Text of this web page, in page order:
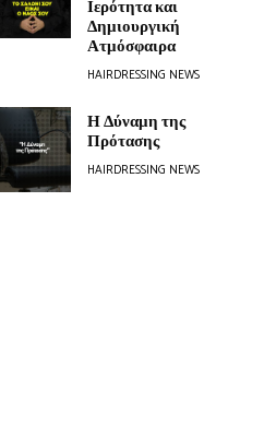
Ιερότητα και
Δημιουργική
Ατμόσφαιρα
HAIRDRESSING NEWS
Η Δύναμη της
Πρότασης
HAIRDRESSING NEWS